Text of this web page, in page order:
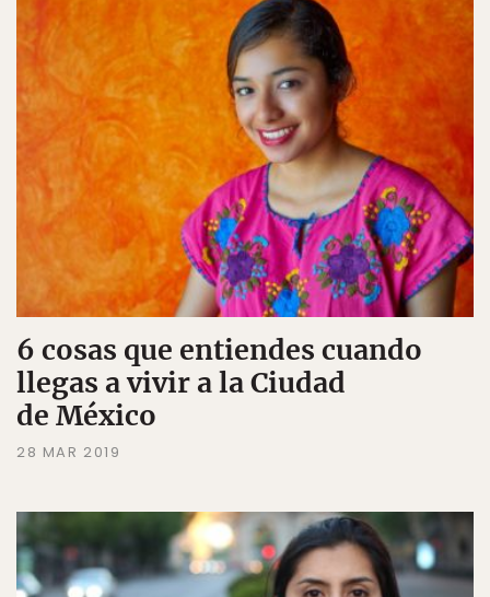
6 cosas que entiendes cuando
llegas a vivir a la Ciudad
de México
28 MAR 2019